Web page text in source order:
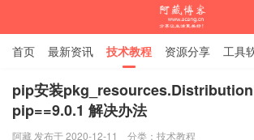
阿藏博客
首页 最新资讯 技术教程 资源分享 工具
杂谈随笔
pip安装
pip==9.0.1 解决办法
阿藏 发布于 2020-12-11 分类： 技术教程